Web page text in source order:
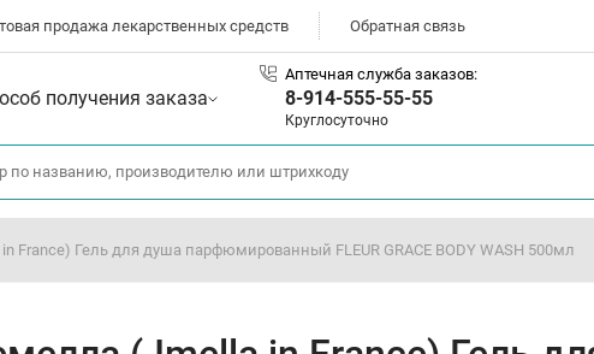
продажа лекарственных средств Обратная связь
получения заказа
Аптечная служба заказов:
8-914-555-55-55
Круглосуточно
France) Гель для душа парфюмированный FLEUR GRACE BODY WASH 500мл